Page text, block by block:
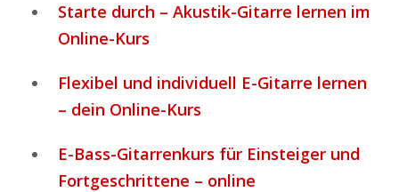
Starte durch – Akustik-Gitarre lernen im
Online-Kurs
Flexibel und individuell E-Gitarre lernen
– dein Online-Kurs
E-Bass-Gitarrenkurs für Einsteiger und
Fortgeschrittene – online